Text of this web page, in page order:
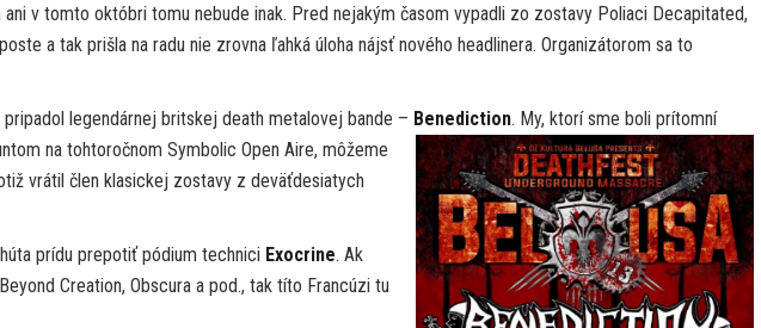
v tomto októbri tomu nebude inak. Pred nejakým časom vypadli zo zostavy Poliaci Decapitated,
a tak prišla na radu nie zrovna ľahká úloha nájsť nového headlinera. Organizátorom sa to
legendárnej britskej death metalovej bande – Benediction. My, ktorísme boli prítomní
na tohtoročnom Symbolic Open Aire, môžeme
vrátil člen klasickej zostavy z deväťdesiatych
prídu prepotiť pódium technici Exocrine. Ak
Creation, Obscura a pod., tak títo Francúzi tu